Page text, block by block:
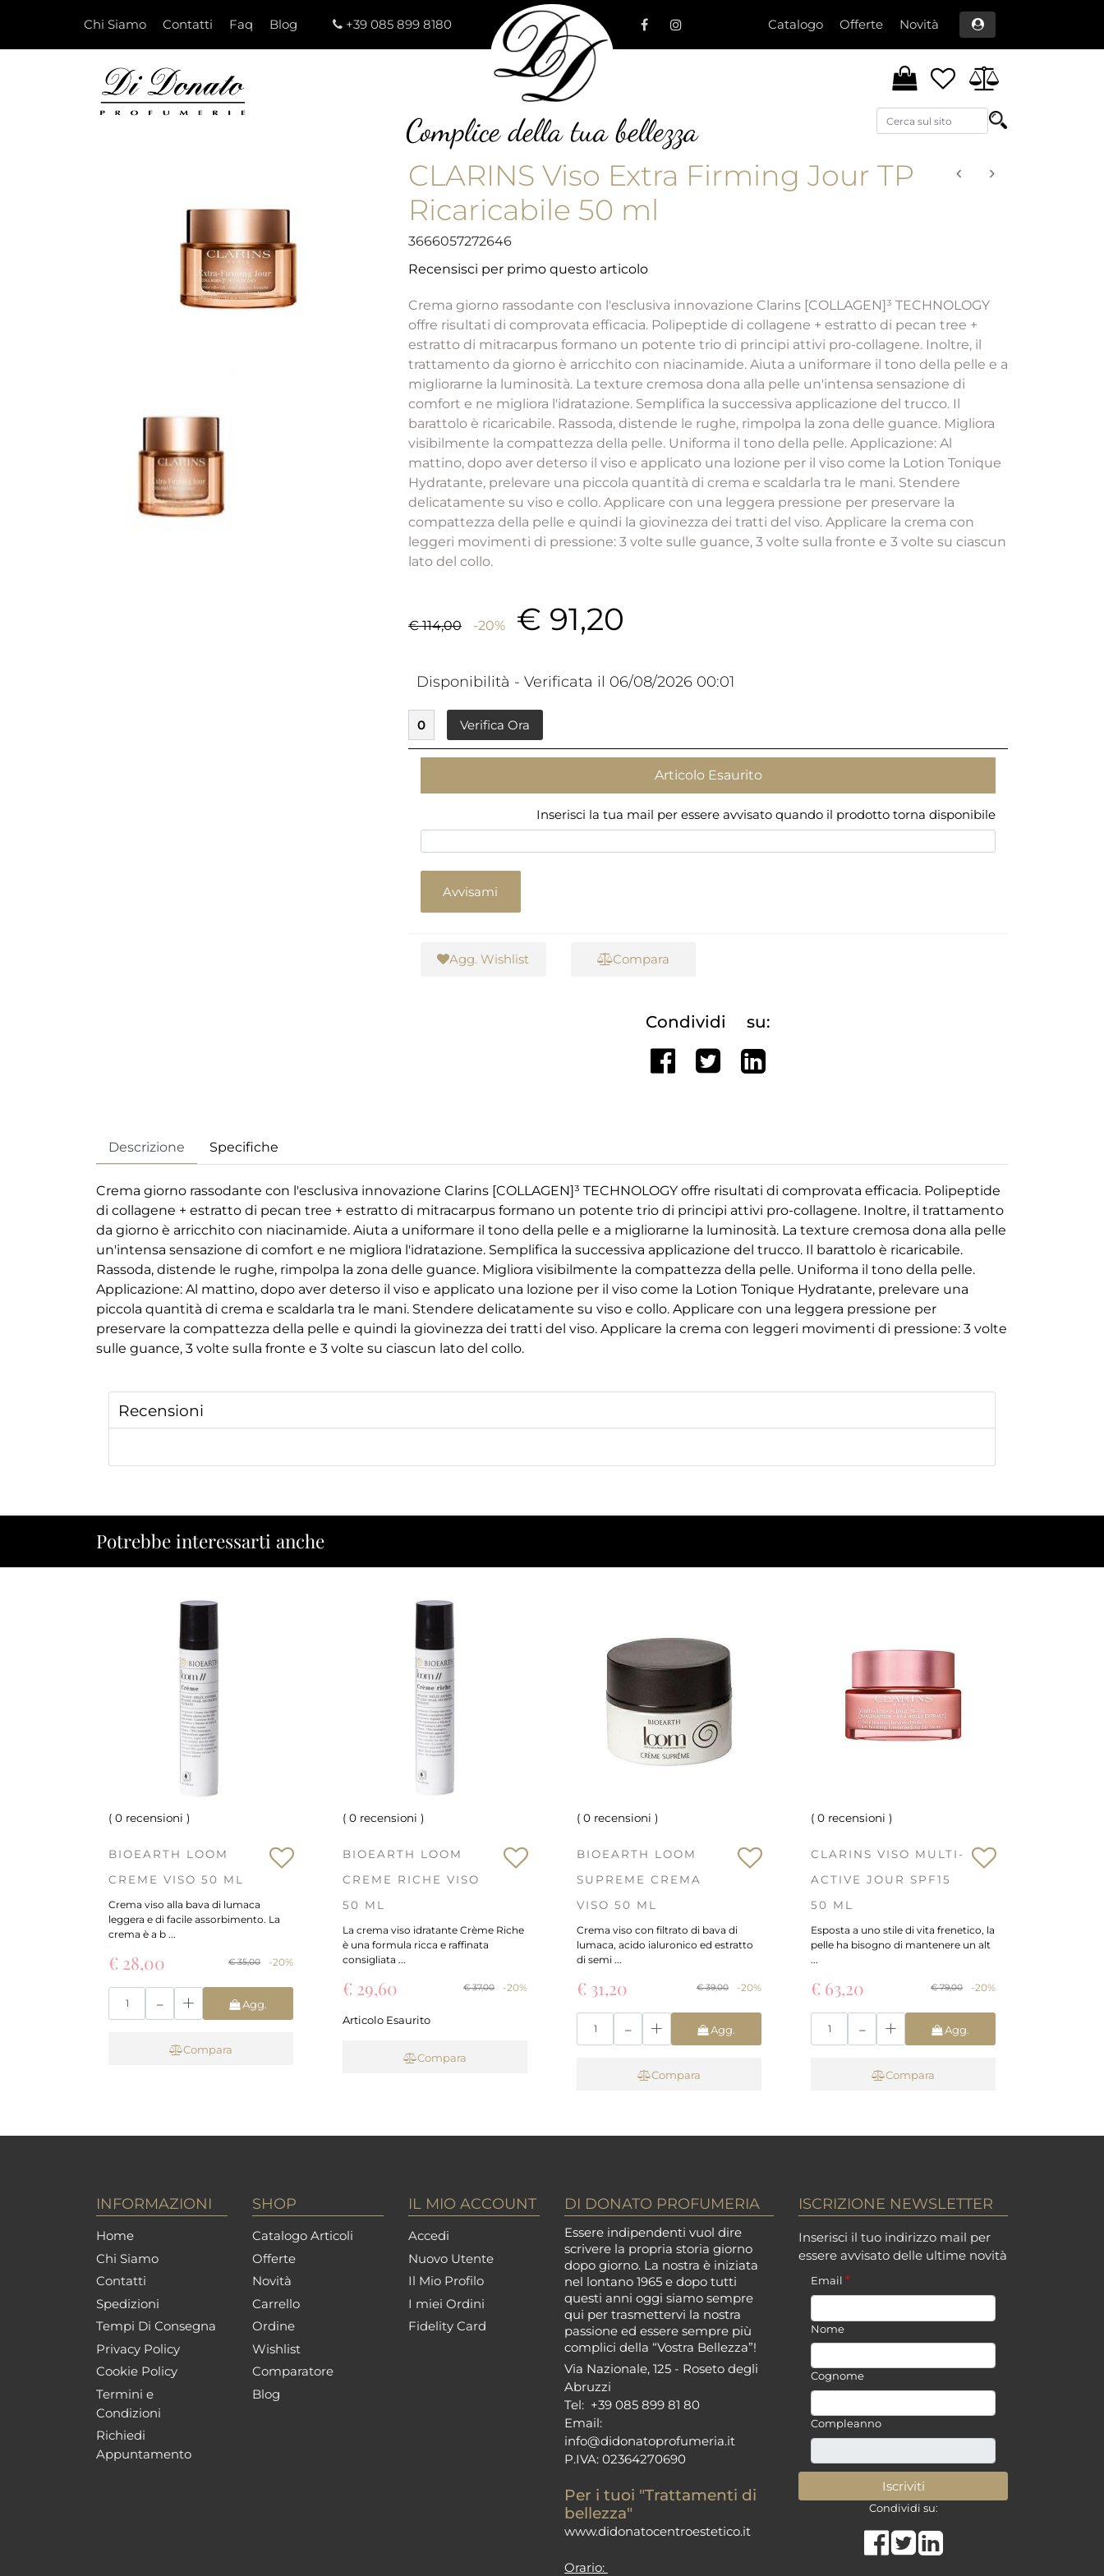
Chi Siamo Contatti Faq Blog +39 085 899 8180 Catalogo Offerte Novità
Complice della tua bellezza
CLARINS Viso Extra Firming Jour TP
Ricaricabile 50 ml
3666057272646
Recensisci per primo questo articolo
Crema giorno rassodante con l'esclusiva innovazione Clarins [COLLAGEN]³ TECHNOLOGY
offre risultati di comprovata efficacia. Polipeptide di collagene + estratto di pecan tree +
estratto di mitracarpus formano un potente trio di principi attivi pro-collagene. Inoltre, il
trattamento da giorno è arricchito con niacinamide. Aiuta a uniformare il tono della pelle e a
migliorarne la luminosità. La texture cremosa dona alla pelle un'intensa sensazione di
comfort e ne migliora l'idratazione. Semplifica la successiva applicazione del trucco. Il
barattolo è ricaricabile. Rassoda, distende le rughe, rimpolpa la zona delle guance. Migliora
visibilmente la compattezza della pelle. Uniforma il tono della pelle. Applicazione: Al
mattino, dopo aver deterso il viso e applicato una lozione per il viso come la Lotion Tonique
Hydratante, prelevare una piccola quantità di crema e scaldarla tra le mani. Stendere
delicatamente su viso e collo. Applicare con una leggera pressione per preservare la
compattezza della pelle e quindi la giovinezza dei tratti del viso. Applicare la crema con
leggeri movimenti di pressione: 3 volte sulle guance, 3 volte sulla fronte e 3 volte su ciascun
lato del collo.
€ 114,00 -20% € 91,20
Disponibilità - Verificata il 06/08/2026 00:01
Verifica Ora
0
Articolo Esaurito
Inserisci la tua mail per essere avvisato quando il prodotto torna disponibile
Avvisami
Agg. Wishlist Compara
Condividi su:
Share on Facebook
TweetShare on LinkedIn
Descrizione Specifiche
Crema giorno rassodante con l'esclusiva innovazione Clarins [COLLAGEN]³ TECHNOLOGY offre risultati di comprovata efficacia. Polipeptide
di collagene + estratto di pecan tree + estratto di mitracarpus formano un potente trio di principi attivi pro-collagene. Inoltre, il trattamento
da giorno è arricchito con niacinamide. Aiuta a uniformare il tono della pelle e a migliorarne la luminosità. La texture cremosa dona alla pelle
un'intensa sensazione di comfort e ne migliora l'idratazione. Semplifica la successiva applicazione del trucco. Il barattolo è ricaricabile.
Rassoda, distende le rughe, rimpolpa la zona delle guance. Migliora visibilmente la compattezza della pelle. Uniforma il tono della pelle.
Applicazione: Al mattino, dopo aver deterso il viso e applicato una lozione per il viso come la Lotion Tonique Hydratante, prelevare una
piccola quantità di crema e scaldarla tra le mani. Stendere delicatamente su viso e collo. Applicare con una leggera pressione per
preservare la compattezza della pelle e quindi la giovinezza dei tratti del viso. Applicare la crema con leggeri movimenti di pressione: 3 volte
sulle guance, 3 volte sulla fronte e 3 volte su ciascun lato del collo.
Recensioni
Potrebbe interessarti anche
( 0 recensioni )
BIOEARTH LOOM
CREME VISO 50 ML
Crema viso alla bava di lumaca
leggera e di facile assorbimento. La
crema è a b ...
€ 35,00 -20%
€ 28,00
Agg.
Compara
( 0 recensioni )
BIOEARTH LOOM
CREME RICHE VISO
50 ML
La crema viso idratante Crème Riche
è una formula ricca e raffinata
consigliata ...
€ 37,00 -20%
€ 29,60
Articolo Esaurito
Compara
( 0 recensioni )
BIOEARTH LOOM
SUPREME CREMA
VISO 50 ML
Crema viso con filtrato di bava di
lumaca, acido ialuronico ed estratto
di semi ...
€ 39,00 -20%
€ 31,20
Agg.
Compara
( 0 recensioni )
CLARINS VISO MULTI-
ACTIVE JOUR SPF15
50 ML
Esposta a uno stile di vita frenetico, la
pelle ha bisogno di mantenere un alt
...
€ 79,00 -20%
€ 63,20
Agg.
Compara
INFORMAZIONI
Home
Chi Siamo
Contatti
Spedizioni
Tempi Di Consegna
Privacy Policy
Cookie Policy
Termini e
Condizioni
Richiedi
Appuntamento
SHOP
Catalogo Articoli
Offerte
Novità
Carrello
Ordine
Wishlist
Comparatore
Blog
IL MIO ACCOUNT
Accedi
Nuovo Utente
Il Mio Profilo
I miei Ordini
Fidelity Card
DI DONATO PROFUMERIA
Essere indipendenti vuol dire
scrivere la propria storia giorno
dopo giorno. La nostra è iniziata
nel lontano 1965 e dopo tutti
questi anni oggi siamo sempre
qui per trasmettervi la nostra
passione ed essere sempre più
complici della “Vostra Bellezza”!
Via Nazionale, 125 - Roseto degli
Abruzzi
Tel: +39 085 899 81 80
Email:
info@didonatoprofumeria.it
P.IVA: 02364270690
Per i tuoi "Trattamenti di
bellezza"
www.didonatocentroestetico.it
Orario:
ISCRIZIONE NEWSLETTER
Inserisci il tuo indirizzo mail per
essere avvisato delle ultime novità
Email *
Nome
Cognome
Compleanno
Condividi su:
Share on Facebook
TweetShare on LinkedIn